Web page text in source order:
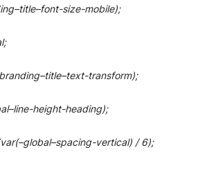
size-mobile);
transform);
height-heading);
vertical) / 6);